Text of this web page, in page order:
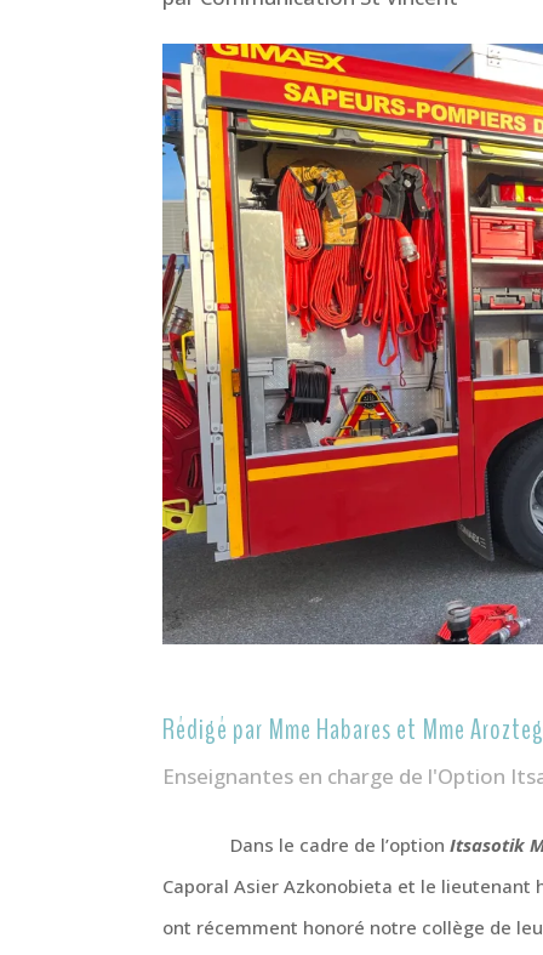
Rédigé par Mme Habares et Mme
Enseignantes en charge de l'Option
Dans le cadre de l’optionItsasotik
Caporal Asier Azkonobieta et le lieutenant
ont récemment honoré notre collège de